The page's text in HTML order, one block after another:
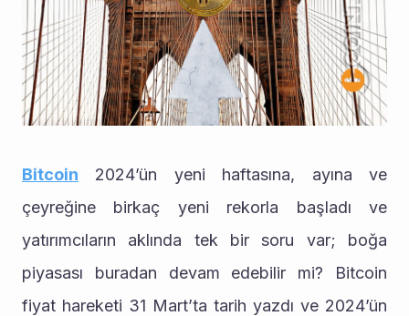
Bitcoin 2024’ün yeni haftasına, ayına ve
çeyreğine birkaç yeni rekorla başladı ve
yatırımcıların aklında tek bir soru var; boğa
piyasası buradan devam edebilir mi? Bitcoin
fiyat hareketi 31 Mart’ta tarih yazdı ve 2024’ün